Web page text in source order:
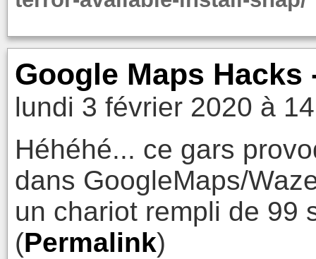
Google Maps Hacks
lundi 3 février 2020 à
Héhéhé... ce gars
dans GoogleMaps/
un chariot rempli de
(Permalink)